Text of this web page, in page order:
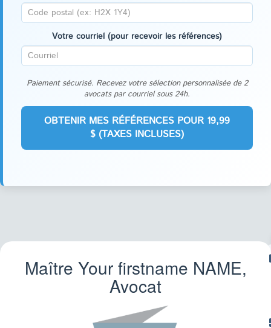
Votre courriel (pour recevoir les références)
Paiement sécurisé. Recevez votre sélection personnalisée de 2
avocats par courriel sous 24h.
Maître Your firstname NAME,
Avocat